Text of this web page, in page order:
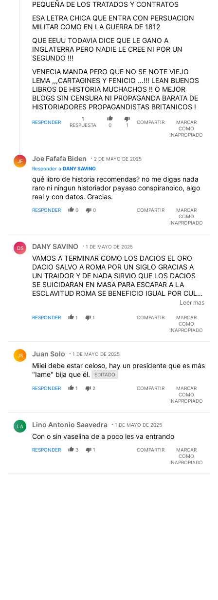
PEQUEÑA DE LOS TRATADOS Y CONTRATOS
ESA LETRA CHICA QUE ENTRA CON PERSUACION
MILITAR COMO EN LA GUERRA DE 1812
QUE EEUU TODAVIA DICE QUE LE GANO A
INGLATERRA PERO NADIE LE CREE NI POR UN
SEGUNDO !!!
VENECIA MANDA PERO QUE NO SE NOTE VIEJO
LEMA ,,,CARTAGINES Y FENICIO ...!!! LEAN BUENOS
LIBROS DE HISTORIA MUCHACHOS !! O MEJOR
BLOGS SIN CENSURA NI PROPAGANDA BARATA DE
HISTORIADORES PROPAGANDISTAS BRITANICOS !
RESPONDER
1
RESPUESTA
0 1
COMPARTIR
MARCAR
COMO
INAPROPIADO
JF Joe Fafafa Biden
2 DE MAYO DE 2025
Responder a DANY SAVINO
qué libro de historia recomendas? no me digas nada
raro ni ningun historiador payaso conspiranoico, algo
real y con datos. Gracias.
RESPONDER 0 0 COMPARTIR
MARCAR
COMO
INAPROPIADO
DS DANY SAVINO 1 DE MAYO DE 2025
VAMOS A TERMINAR COMO LOS DACIOS EL ORO
DACIO SALVO A ROMA POR UN SIGLO GRACIAS A
UN TRAIDOR Y DE NADA SIRVIO QUE LOS DACIOS
SE SUICIDARAN EN MASA PARA ESCAPAR A LA
ESCLAVITUD ROMA SE BENEFICIO IGUAL POR CULPA
Y LO VEN ASI NO LO ENTIENDAN A ROMA SE LE
AVERGONXZAMOS UNA VEZ A LOS INGLESES ...
CUIDADO!!!
EDITADO
Leer mas
RESPONDER 1 1 COMPARTIR
MARCAR
COMO
INAPROPIADO
JS Juan Solo 1 DE MAYO DE 2025
Milei debe estar celoso, hay un presidente que es más
"Iame" bija que él.
EDITADO
RESPONDER 1 2 COMPARTIR
MARCAR
COMO
INAPROPIADO
LA Lino Antonio Saavedra 1 DE MAYO DE 2025
Con o sin vaselina de a poco les va entrando
RESPONDER 3 1 COMPARTIR
MARCAR
COMO
INAPROPIADO